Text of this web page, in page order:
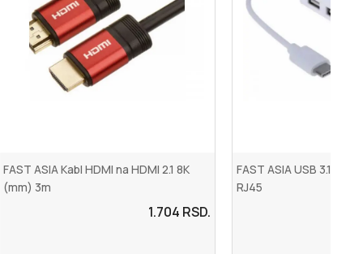
FAST ASIA Kabl HDMI na HDMI 2.1 8K
(mm) 3m
1.704 RSD.
FAST ASIA USB 3.1
RJ45